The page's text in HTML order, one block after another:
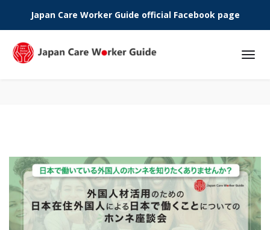
Phone:
Japan Care Worker Guide official Facebook page